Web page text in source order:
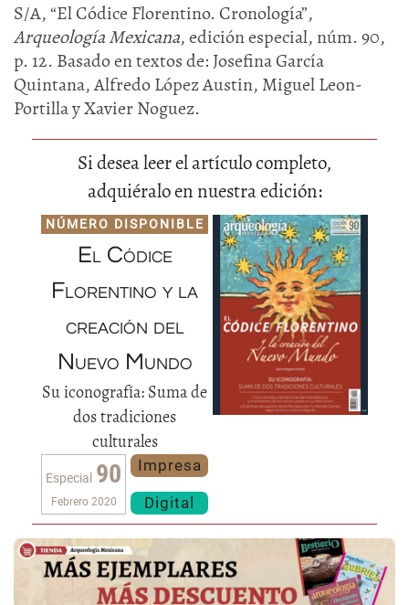
S/A, “El Códice Florentino. Cronología”,
Arqueología Mexicana, edición especial, núm. 90,
p. 12. Basado en textos de: Josefina García
Quintana, Alfredo López Austin, Miguel Leon-
Portilla y Xavier Noguez.
Si desea leer el artículo completo,
adquiéralo en nuestra edición:
NÚMERO DISPONIBLE
El Códice
Florentino y la
creación del
Nuevo Mundo
Su iconografía: Suma de
dos tradiciones
culturales
Especial 90
Febrero 2020
Impresa
Digital